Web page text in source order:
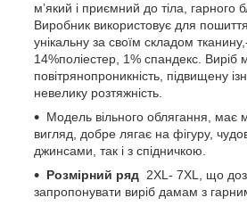
м’який і приємний до тіла, гарного
Виробник використовує для
унікальну за своїм складом
14%поліестер, 1% спандекс. Виріб
повітрянопроникність, підвищену
невелику розтяжність.
Модель вільного облягання, має
вигляд, добре лягає на фігуру,
джинсами, так і з спідничкою.
Розмірний ряд 2XL- 7XL, що
запропонувати виріб дамам з